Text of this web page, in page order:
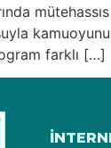
farklı […]